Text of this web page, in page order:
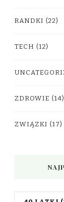
RANDKI (22)
TECH (12)
ZDROWIE (14)
ZWIĄZKI (17)